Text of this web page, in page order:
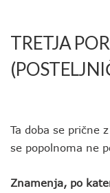
TRETJA
Ta doba se prične
se popolnoma ne
Znamenja, po